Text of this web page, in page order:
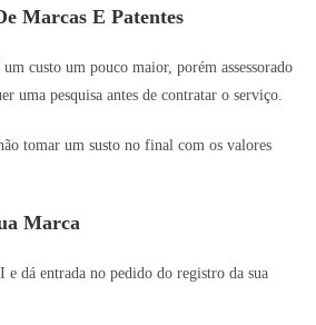
Marcas E Patentes
um custo um pouco maior, porém assessorado
uma pesquisa antes de contratar o serviço.
tomar um susto no final com os valores
Marca
dá entrada no pedido do registro da sua